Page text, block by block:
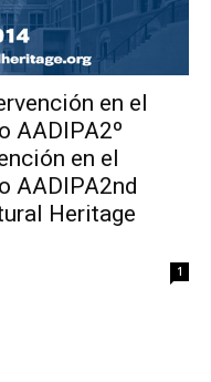
en el
AADIPA2º
en el
AADIPA2nd
Heritage
1